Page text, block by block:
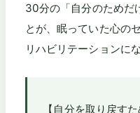
30分の「自分のためだ
とが、眠っていた心の
リハビリテーションに
【自分を取り戻す